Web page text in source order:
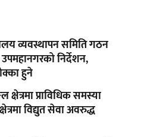
व्यवस्थापन समिति गठन
निर्देशन,
हुने
प्राविधिक समस्या
विद्युत सेवा अवरुद्ध